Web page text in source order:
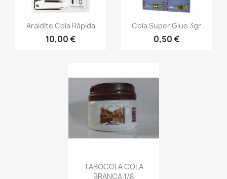
Araldite Cola Rápida
10,00 €
Cola Super Glue 3gr
0,50 €
TABOCOLA COLA
BRANCA 1/8